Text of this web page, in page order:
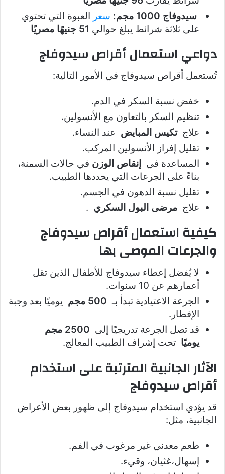
سيدوفاج 1000 مجم:
سعر العبوة التي تحتوي
على ثلاثة شرائط يبلغ حوالي
دواعي استعمال أقراص سيدوفاج
تُستعمل أقراص سيدوفاج في الأمور التالية:
خفض نسبة السكر في الدم.
تنظيم السكر بالتعاون مع الأنسولين.
علاج تكيس المبايض عند النساء.
تقليل إفراز الأنسولين المركب.
المساعدة في
إنقاص الوزن في حالات السمنة،
بناءً على الجرعات التي يحددها الطبيب.
تقليل نسبة الدهون في الجسم.
علاج مرضى البول السكري .
كيفية استعمال أقراص سيدوفاج
والجرعات الموصى بها
لا يُفضل إعطاء سيدوفاج للأطفال الذين تقل
أعمارهم عن 10 سنوات.
الجرعة الاعتيادية تبدأ بـ
يوميًا بعد وجبة
الإفطار.
قد تصل الجرعة تدريجيًا إلى
2500 مجم
يوميًا تحت إشراف الطبيب المعالج.
الآثار الجانبية المترتبة على استخدام
أقراص سيدوفاج
قد يؤدي استخدام سيدوفاج إلى ظهور بعض الأعراض
الجانبية، مثل:
طعم معدني غير مرغوب في الفم.
إسهال،غثيان، وقيء.